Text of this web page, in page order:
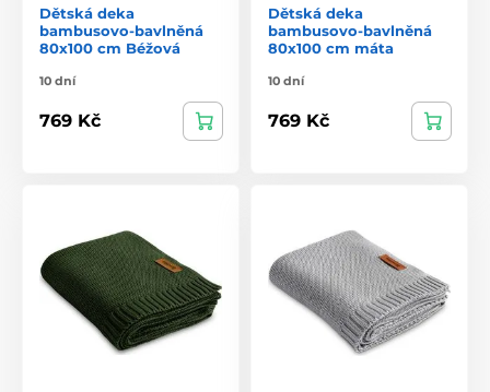
Dětská deka
bambusovo-bavlněná
80x100 cm Béžová
10 dní
769 Kč
Dětská deka
bambusovo-bavlněná
80x100 cm máta
10 dní
769 Kč